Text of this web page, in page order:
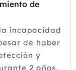
de
incapacidad
de haber
y
2 años.